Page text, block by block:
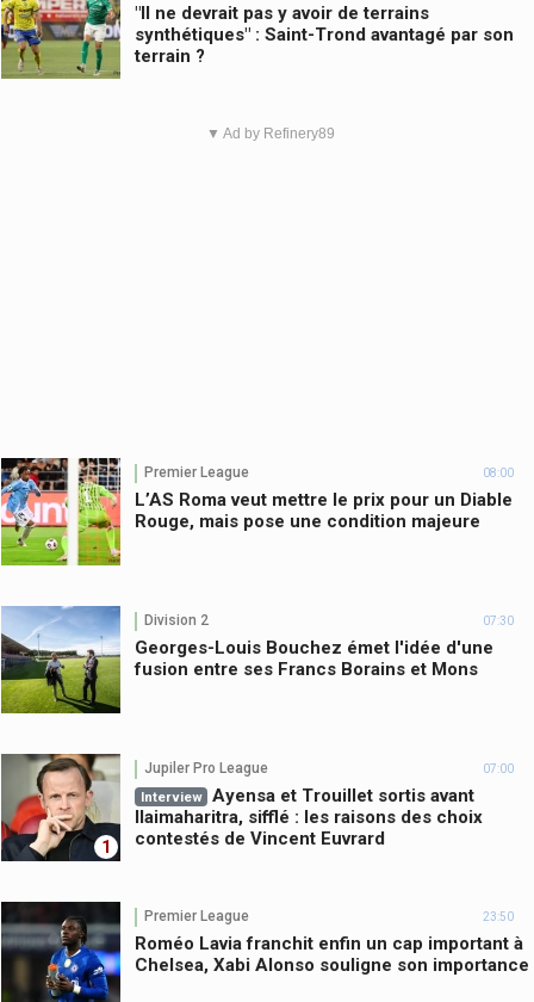
"Il ne devrait pas y avoir de terrains
synthétiques" : Saint-Trond avantagé par son
terrain ?
▼ Ad by Refinery89
Premier League 08:00
L’AS Roma veut mettre le prix pour un Diable
Rouge, mais pose une condition majeure
Division 2 07:30
Georges-Louis Bouchez émet l'idée d'une
fusion entre ses Francs Borains et Mons
1
Jupiler Pro League 07:00
Interview
Ayensa et Trouillet sortis avant
Ilaimaharitra, sifflé : les raisons des choix
contestés de Vincent Euvrard
Premier League 23:50
Roméo Lavia franchit enfin un cap important à
Chelsea, Xabi Alonso souligne son importance